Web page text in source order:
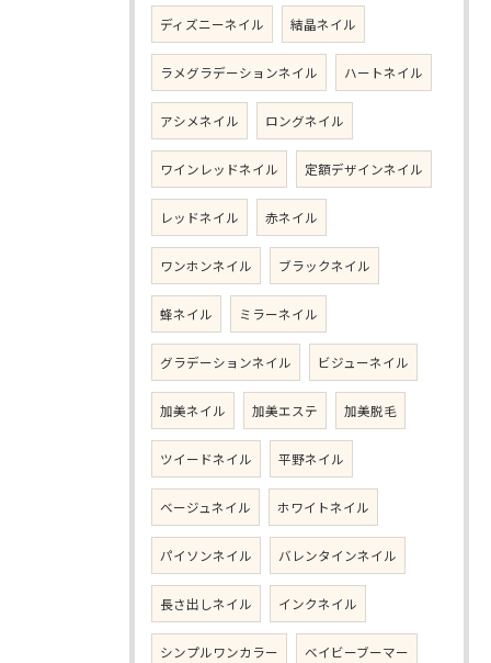
ディズニーネイル 結晶ネイル
ラメグラデーションネイル ハートネイル
アシメネイル ロングネイル
ワインレッドネイル 定額デザインネイル
レッドネイル 赤ネイル
ワンホンネイル ブラックネイル
蜂ネイル ミラーネイル
グラデーションネイル ビジューネイル
加美ネイル 加美エステ 加美脱毛
ツイードネイル 平野ネイル
ベージュネイル ホワイトネイル
パイソンネイル バレンタインネイル
長さ出しネイル インクネイル
シンプルワンカラー ベイビーブーマー